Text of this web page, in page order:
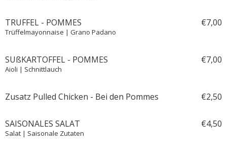
TRUFFEL - POMMES €7,00
Trüffelmayonnaise | Grano Padano
SUßKARTOFFEL - POMMES €7,00
Aioli | Schnittlauch
Zusatz Pulled Chicken - Bei den Pommes €2,50
SAISONALES SALAT €4,50
Salat | Saisonale Zutaten